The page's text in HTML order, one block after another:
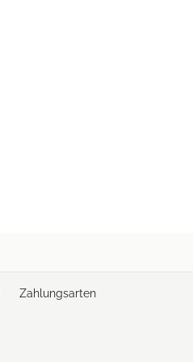
Zahlungsarten